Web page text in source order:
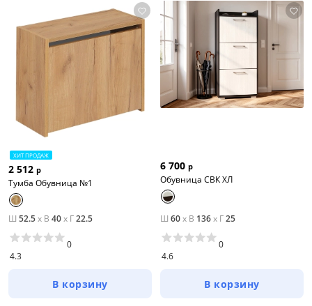
ХИТ ПРОДАЖ
2 512 р
Тумба Обувница №1
Ш 52.5x В 40x Г22.5
4.3
0
В корзину
6 700 р
Обувница СВК XЛ
Ш 60x В 136x Г25
4.6
0
В корзину